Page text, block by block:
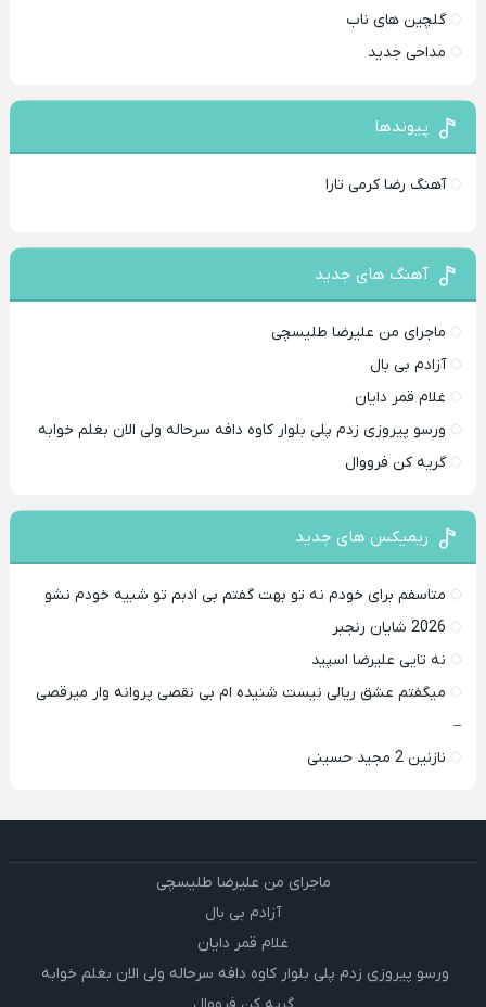
گلچین های ناب
مداحی جدید
پیوندها
آهنگ رضا کرمی تارا
آهنگ های جدید
ماجرای من علیرضا طلیسچی
آزادم بی بال
غلام قمر دایان
ورسو پیروزی زدم پلی بلوار کاوه دافه سرحاله ولی الان بغلم خوابه ‌
گریه کن فرووال
ریمیکس های جدید
متاسفم برای خودم نه تو بهت گفتم بی ادبم تو شبیه خودم نشو ‌ ‌
2026 شایان رنجبر
نه تایی علیرضا اسپید
میگفتم عشق ریالی نیست شنیده ام بی نقصی پروانه وار میرقصی
–
نازنین 2 مجید حسینی
ماجرای من علیرضا طلیسچی
آزادم بی بال
غلام قمر دایان
ورسو پیروزی زدم پلی بلوار کاوه دافه سرحاله ولی الان بغلم خوابه ‌